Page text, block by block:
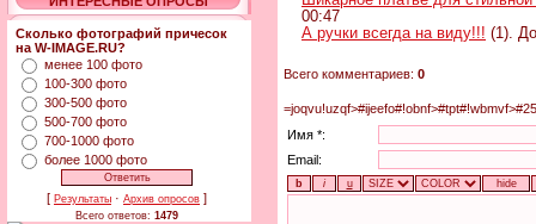
Сколько фотографий причесок
на W-IMAGE.RU?
менее 100 фото
100-300 фото
300-500 фото
500-700 фото
700-1000 фото
более 1000 фото
[ Результаты · Архив опросов ]
Всего ответов: 1479
00:47
А ручки всегда на виду!!! (1).
Всего комментариев: 0
Имя *:
Email: